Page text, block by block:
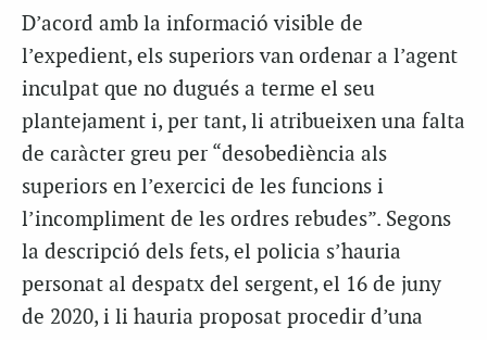
D’acord amb la informació visible de
l’expedient, els superiors van ordenar a l’agent
inculpat que no dugués a terme el seu
plantejament i, per tant, li atribueixen una falta
de caràcter greu per “desobediència als
superiors en l’exercici de les funcions i
l’incompliment de les ordres rebudes”. Segons
la descripció dels fets, el policia s’hauria
personat al despatx del sergent, el 16 de juny
de 2020, i li hauria proposat procedir d’una